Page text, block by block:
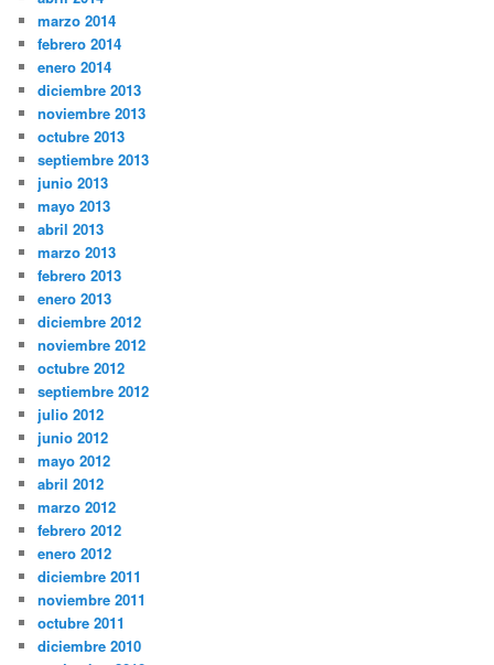
marzo 2014
febrero 2014
enero 2014
diciembre 2013
noviembre 2013
octubre 2013
septiembre 2013
junio 2013
mayo 2013
abril 2013
marzo 2013
febrero 2013
enero 2013
diciembre 2012
noviembre 2012
octubre 2012
septiembre 2012
julio 2012
junio 2012
mayo 2012
abril 2012
marzo 2012
febrero 2012
enero 2012
diciembre 2011
noviembre 2011
octubre 2011
diciembre 2010